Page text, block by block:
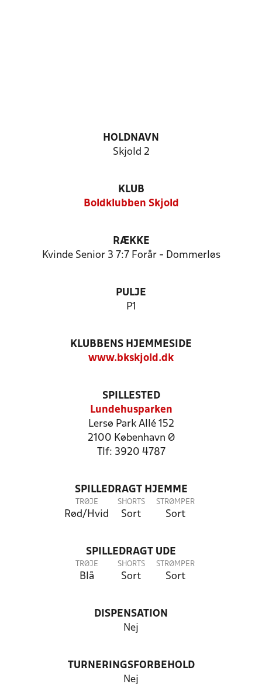
HOLDNAVN
Skjold 2
KLUB
Boldklubben Skjold
RÆKKE
Kvinde Senior 3 7:7 Forår - Dommerløs
PULJE
P1
KLUBBENS HJEMMESIDE
www.bkskjold.dk
SPILLESTED
Lundehusparken
Lersø Park Allé 152
2100 København Ø
Tlf: 3920 4787
SPILLEDRAGT HJEMME
TRØJE
Rød/Hvid
SHORTS
Sort
STRØMPER
Sort
SPILLEDRAGT UDE
TRØJE
Blå
SHORTS
Sort
STRØMPER
Sort
DISPENSATION
Nej
TURNERINGSFORBEHOLD
Nej